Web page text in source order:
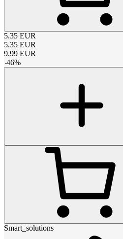
5.35 EUR
5.35 EUR
9.99 EUR
-46%
Smart_solutions